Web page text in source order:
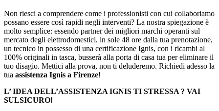
Non riesci a comprendere come i professionisti con cui collaboriamo
possano essere così rapidi negli interventi? La nostra spiegazione è
molto semplice: essendo partner dei migliori marchi operanti sul
mercato degli elettrodomestici, in sole 48 ore dalla tua prenotazione,
un tecnico in possesso di una certificazione Ignis, con i ricambi al
100% originali in tasca, busserà alla porta di casa tua per eliminare il
tuo disagio. Mettici alla prova, non ti deluderemo. Richiedi adesso la
tua assistenza Ignis a Firenze!
L’ IDEA DELL’ASSISTENZA IGNIS TI STRESSA ? VAI
SULSICURO!